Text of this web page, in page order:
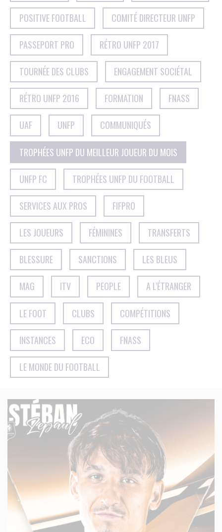
POSITIVE FOOTBALL COMITÉ DIRECTEUR UNFP
PASSEPORT PRO RÉTRO UNFP 2017
TOURNÉE DES CLUBS ENGAGEMENT SOCIÉTAL
RÉTRO UNFP 2016 FORMATION FNASS
UAF UNFP COMMUNIQUÉS
TROPHÉES UNFP DU MEILLEUR JOUEUR DU MOIS
UNFP FC TROPHÉES UNFP DU FOOTBALL
SERVICES AUX PROS FIFPRO
LES JOUEURS FÉMININES TRANSFERTS
BLESSURE SANCTIONS LES BLEUS
MAG ITV PEOPLE A L'ÉTRANGER
LE FOOT CLUBS COMPÉTITIONS
INSTANCES ECO FNASS
LE MONDE DU FOOTBALL